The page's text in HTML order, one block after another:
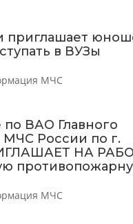
приглашает
в ВУЗы
МЧС
по ВАО Главного
МЧС России по г.
НА
МЧС